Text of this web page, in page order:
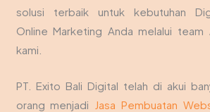
solusi terbaik untuk kebutuhan
Online Marketing Anda melalui team
kami.
PT. Exito Bali Digital telah di akui
orang menjadi
Jasa Pembuatan